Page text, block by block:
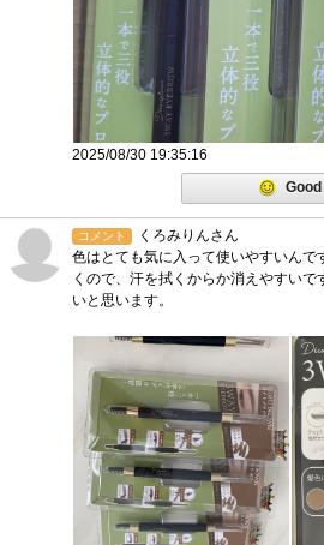
2025/08/30 19:35:16
Good
コメント
くろみりんさん
色はとても気に入って使いやすいん
くので、汗を拭くからか消えやすい
いと思います。